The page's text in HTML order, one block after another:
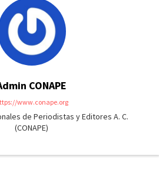
CONAPE
www.conape.org
de Periodistas y Editores A. C.
(CONAPE)